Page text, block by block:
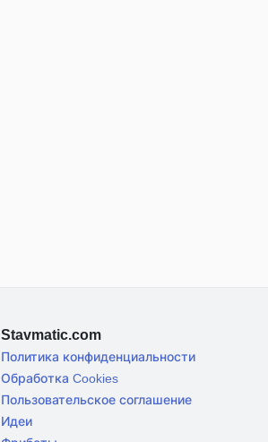
Stavmatic.com
Политика конфиденциальности
Обработка Cookies
Пользовательское соглашение
Идеи